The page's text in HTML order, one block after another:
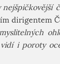
dirigentem
i poroty